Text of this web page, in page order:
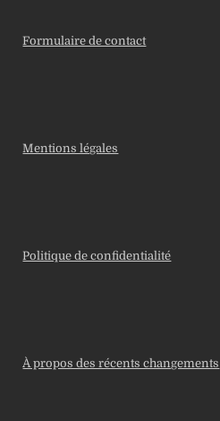
Formulaire de contact
Mentions légales
Politique de confidentialité
À propos des récents changements